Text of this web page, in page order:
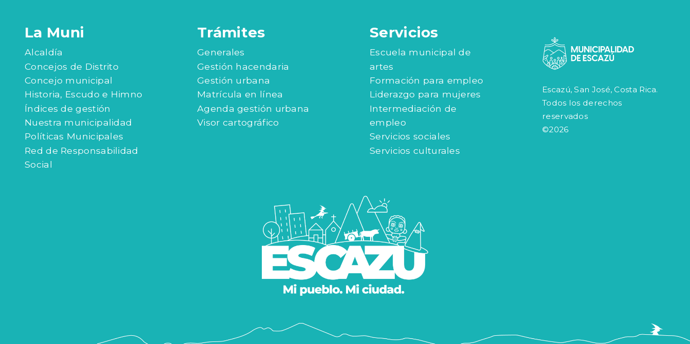
La Muni
Alcaldía
Concejos de Distrito
Concejo municipal
Historia, Escudo e Himno
Índices de gestión
Nuestra municipalidad
Políticas Municipales
Red de Responsabilidad
Social
Trámites
Generales
Gestión hacendaria
Gestión urbana
Matrícula en línea
Agenda gestión urbana
Visor cartográfico
Servicios
Escuela municipal de
artes
Formación para empleo
Liderazgo para mujeres
Intermediación de
empleo
Servicios sociales
Servicios culturales
Escazú, San José, Costa Rica.
Todos los derechos
reservados
©2026